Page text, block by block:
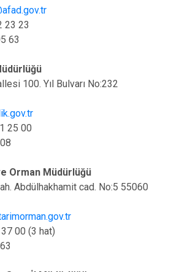
23 23
63
100. Yıl Bulvarı No:232
25 00
Orman Müdürlüğü
Abdülhakhamit cad. No:5 55060
00 (3 hat)